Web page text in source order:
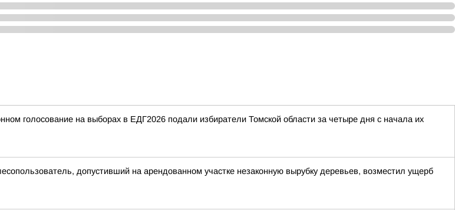
голосование на выборах в ЕДГ2026 подали избиратели Томской области за четыре дня с начала их
допустивший на арендованном участке незаконную вырубку деревьев, возместил ущерб